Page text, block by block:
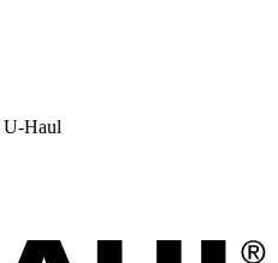
U-Haul